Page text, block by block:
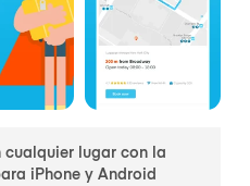
cualquier lugar con la
iPhone y Android